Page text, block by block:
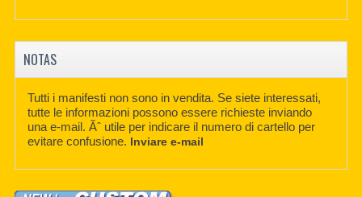
NOTAS
Tutti i manifesti non sono in vendita. Se siete interessati,
tutte le informazioni possono essere richieste inviando
una e-mail. Ãˆ utile per indicare il numero di cartello per
evitare confusione. Inviare e-mail